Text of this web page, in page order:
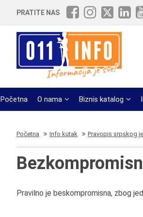
PRATITE NAS
Početna O nama Biznis katalog
Početna Info kutak Pravopis srpskog
Pravilno je beskompromisna, zbog